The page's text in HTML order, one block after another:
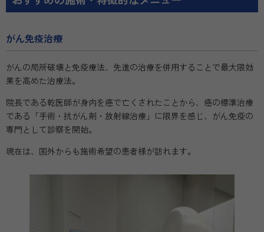
がん免疫治療
がんの局所破壊と免疫療法、先進の治療を併用することで最大限効
果を高めた治療法。
院長である乾医師が身内を癌で亡くされたことから、癌の標準治療
である「手術・抗がん剤・放射線治療」に限界を感じ、がん免疫の
専門として診察を開始。
現在は、国外からも施術希望の患者様が訪れます。